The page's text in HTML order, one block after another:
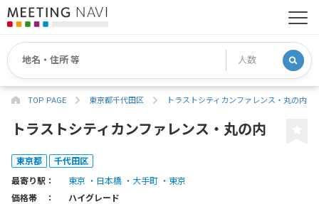
TOP PAGE 東京都千代田区 トラストシティカンファレンス・丸の内
トラストシティカンファレンス・丸の内
東京都 千代田区
最寄り駅： 東京 日本橋 大手町
東京
価格帯 ：
ハイグレード